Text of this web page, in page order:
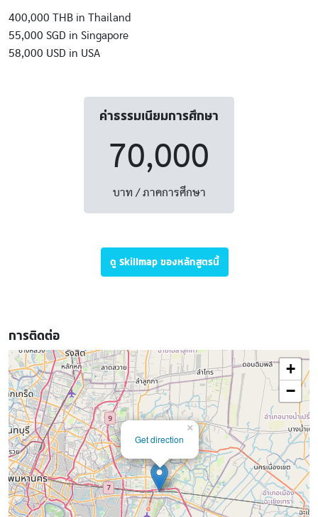
400,000 THB in Thailand
55,000 SGD in Singapore
58,000 USD in USA
ค่าธรรมเนียมการศึกษา
70,000
บาท / ภาคการศึกษา
ดู Skillmap ของหลักสูตรนี้
การติดต่อ
Get direction
×
+
−